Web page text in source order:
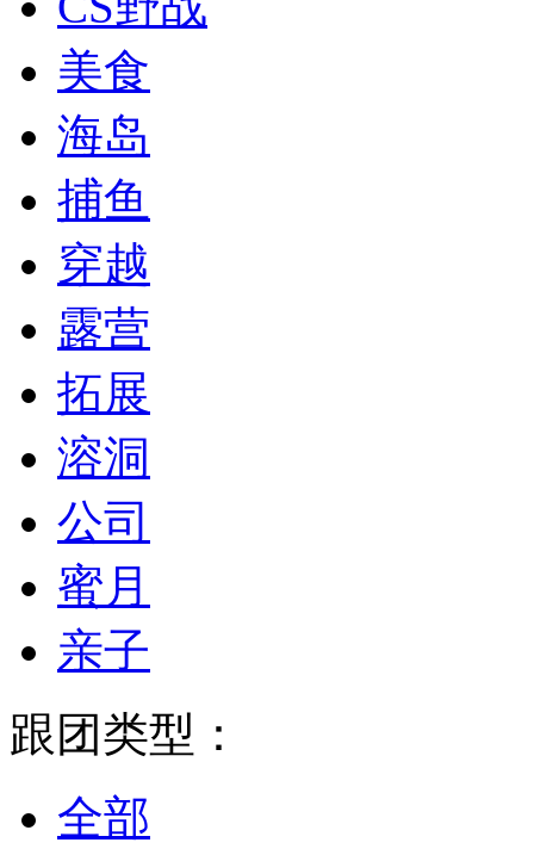
美食
海岛
捕鱼
穿越
露营
拓展
溶洞
公司
蜜月
亲子
跟团类型：
全部